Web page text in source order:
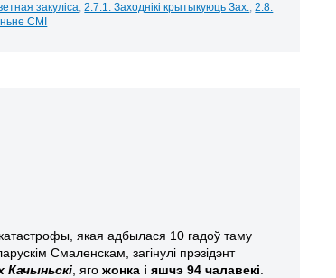
закуліса ,2.7.1. Заходнікі крытыкуюць Зах. ,2.8.
СМІ
якая адбылася 10 гадоў таму
Смаленскам, загінулі прэзідэнт
Качыньскі , ягожонка і яшчэ 94 чалавекі